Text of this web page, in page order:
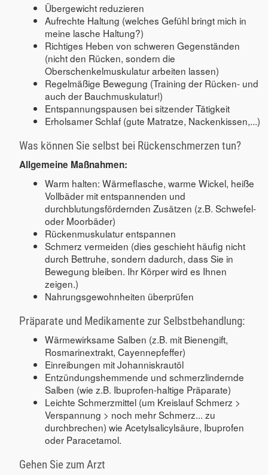
Übergewicht reduzieren
Aufrechte Haltung (welches Gefühl bringt mich in
meine lasche Haltung?)
Richtiges Heben von schweren Gegenständen
(nicht den Rücken, sondern die
Oberschenkelmuskulatur arbeiten lassen)
Regelmäßige Bewegung (Training der Rücken- und
auch der Bauchmuskulatur!)
Entspannungspausen bei sitzender Tätigkeit
Erholsamer Schlaf (gute Matratze, Nackenkissen,...)
Was können Sie selbst bei Rückenschmerzen tun?
Allgemeine Maßnahmen:
Warm halten: Wärmeflasche, warme Wickel, heiße
Vollbäder mit entspannenden und
durchblutungsfördernden Zusätzen (z.B. Schwefel-
oder Moorbäder)
Rückenmuskulatur entspannen
Schmerz vermeiden (dies geschieht häufig nicht
durch Bettruhe, sondern dadurch, dass Sie in
Bewegung bleiben. Ihr Körper wird es Ihnen
zeigen.)
Nahrungsgewohnheiten überprüfen
Präparate und Medikamente zur Selbstbehandlung:
Wärmewirksame Salben (z.B. mit Bienengift,
Rosmarinextrakt, Cayennepfeffer)
Einreibungen mit Johanniskrautöl
Entzündungshemmende und schmerzlindernde
Salben (wie z.B. Ibuprofen-haltige Präparate)
Leichte Schmerzmittel (um Kreislauf Schmerz >
Verspannung > noch mehr Schmerz... zu
durchbrechen) wie Acetylsalicylsäure, Ibuprofen
oder Paracetamol.
Gehen Sie zum Arzt